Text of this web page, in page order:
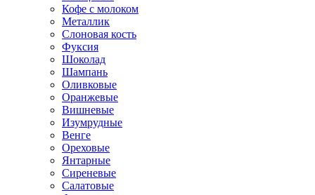
Кофе с молоком
Металлик
Слоновая кость
Фуксия
Шоколад
Шампань
Оливковые
Оранжевые
Вишневые
Изумрудные
Венге
Ореховые
Янтарные
Сиреневые
Салатовые